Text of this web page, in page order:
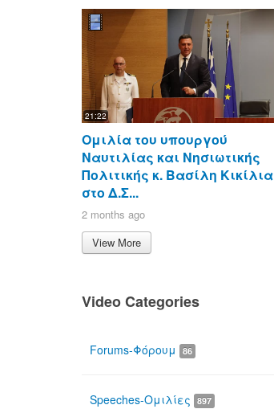
21:22
Ομιλία του υπουργού
Ναυτιλίας και Νησιωτικής
Πολιτικής κ. Βασίλη Κικίλια
στο Δ.Σ...
2 months ago
View More
Video Categories
Forums-Φόρουμ 86
Speeches-Ομιλίες 897